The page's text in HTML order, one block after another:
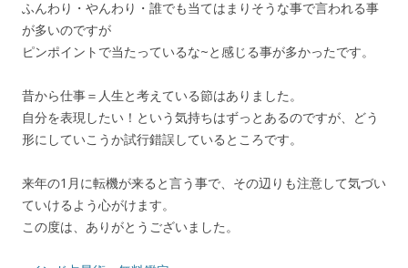
ふんわり・やんわり・誰でも当てはまりそうな事で言われる事
が多いのですが
ピンポイントで当たっているな~と感じる事が多かったです。
昔から仕事＝人生と考えている節はありました。
自分を表現したい！という気持ちはずっとあるのですが、どう
形にしていこうか試行錯誤しているところです。
来年の1月に転機が来ると言う事で、その辺りも注意して気づい
ていけるよう心がけます。
この度は、ありがとうございました。